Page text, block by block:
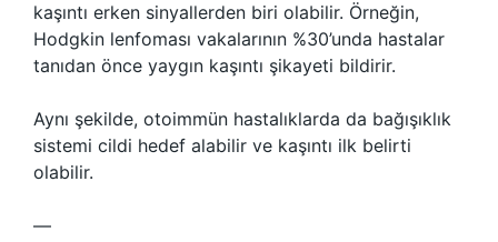
kaşıntı erken sinyallerden biri olabilir. Örneğin,
Hodgkin lenfoması vakalarının %30’unda hastalar
tanıdan önce yaygın kaşıntı şikayeti bildirir.
Aynı şekilde, otoimmün hastalıklarda da bağışıklık
sistemi cildi hedef alabilir ve kaşıntı ilk belirti
olabilir.
—